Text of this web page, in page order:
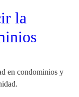
la
en condominios y